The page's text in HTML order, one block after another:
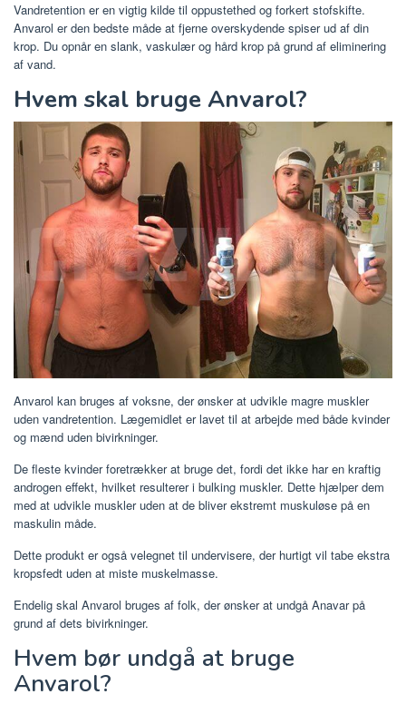
Vandretention er en vigtig kilde til oppustethed og forkert stofskifte.
Anvarol er den bedste måde at fjerne overskydende spiser ud af din
krop. Du opnår en slank, vaskulær og hård krop på grund af eliminering
af vand.
Hvem skal bruge Anvarol?
Anvarol kan bruges af voksne, der ønsker at udvikle magre muskler
uden vandretention. Lægemidlet er lavet til at arbejde med både kvinder
og mænd uden bivirkninger.
De fleste kvinder foretrækker at bruge det, fordi det ikke har en kraftig
androgen effekt, hvilket resulterer i bulking muskler. Dette hjælper dem
med at udvikle muskler uden at de bliver ekstremt muskuløse på en
maskulin måde.
Dette produkt er også velegnet til undervisere, der hurtigt vil tabe ekstra
kropsfedt uden at miste muskelmasse.
Endelig skal Anvarol bruges af folk, der ønsker at undgå Anavar på
grund af dets bivirkninger.
Hvem bør undgå at bruge
Anvarol?